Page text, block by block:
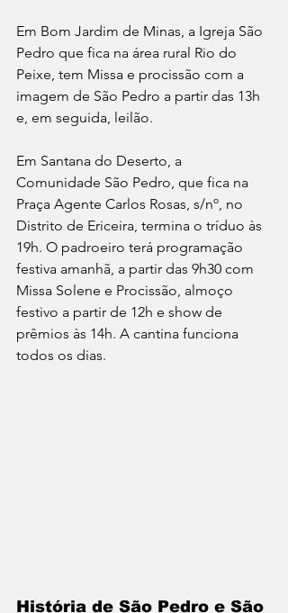
Em Bom Jardim de Minas, a Igreja São
Pedro que fica na área rural Rio do
Peixe, tem Missa e procissão com a
imagem de São Pedro a partir das 13h
e, em seguida, leilão.
Em Santana do Deserto, a
Comunidade São Pedro, que fica na
Praça Agente Carlos Rosas, s/nº, no
Distrito de Ericeira, termina o tríduo às
19h. O padroeiro terá programação
festiva amanhã, a partir das 9h30 com
Missa Solene e Procissão, almoço
festivo a partir de 12h e show de
prêmios às 14h. A cantina funciona
todos os dias.
História de São Pedro e São